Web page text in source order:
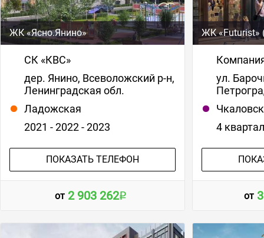
ЖК «Ясно.Янино»
СК «КВС»
дер. Янино, Всеволожский р-н,
Ленинградская обл.
Ладожская
2021 - 2022 - 2023
ПОКАЗАТЬ ТЕЛЕФОН
от 2 903 262
ЖК «Futurist»
ул.
4
от